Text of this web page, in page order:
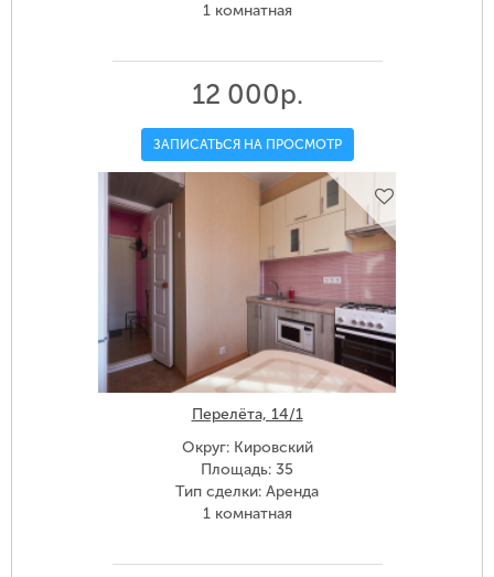
1 комнатная
12 000р.
ЗАПИСАТЬСЯ НА ПРОСМОТР
Перелёта, 14/1
Округ: Кировский
Площадь: 35
Тип сделки: Аренда
1 комнатная